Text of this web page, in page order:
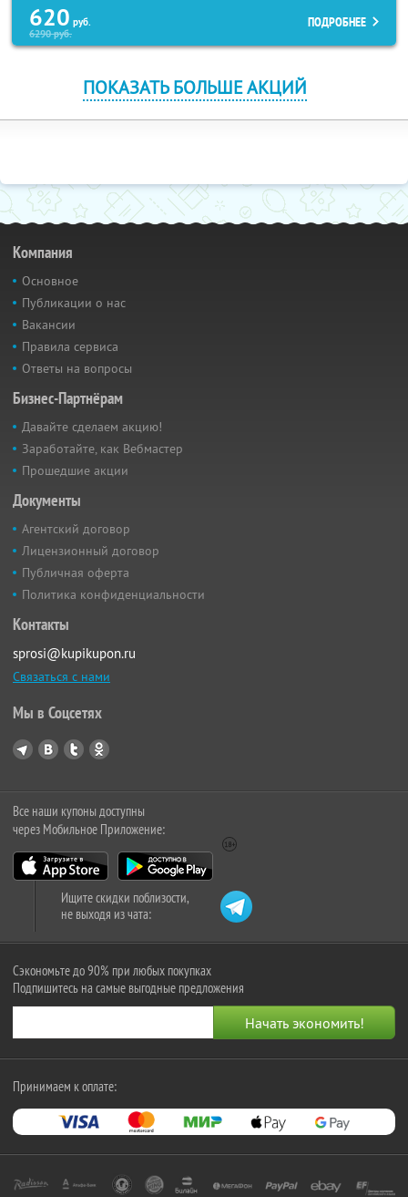
620 руб.
6290руб.
ПОДРОБНЕЕ
ПОКАЗАТЬ БОЛЬШЕ АКЦИЙ
Компания
Основное
Публикации о нас
Вакансии
Правила сервиса
Ответы на вопросы
Бизнес-Партнёрам
Давайте сделаем акцию!
Заработайте, как Вебмастер
Прошедшие акции
Документы
Агентский договор
Лицензионный договор
Публичная оферта
Политика конфиденциальности
Контакты
sprosi@kupikupon.ru
Связаться с нами
Мы в Соцсетях
Все наши купоны доступны
через Мобильное Приложение:
Ищите скидки поблизости,
не выходя из чата:
Сэкономьте до 90% при любых покупках
Подпишитесь на самые выгодные предложения
Принимаем к оплате: